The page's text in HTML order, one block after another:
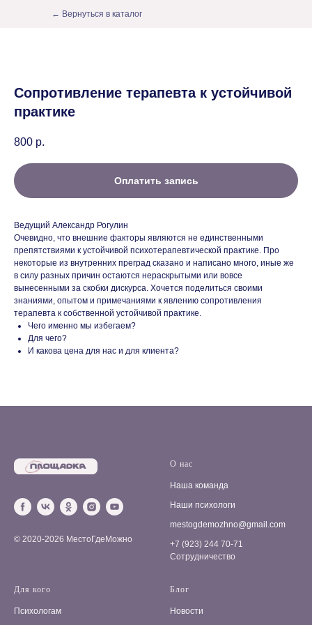
← Вернуться в каталог
Сопротивление терапевта к устойчивой
практике
800 р.
Оплатить запись
Ведущий Александр Рогулин
Очевидно, что внешние факторы являются не единственными
препятствиями к устойчивой психотерапевтической практике. Про
некоторые из внутренних преград сказано и написано много, иные же
в силу разных причин остаются нераскрытыми или вовсе
вынесенными за скобки дискурса. Хочется поделиться своими
знаниями, опытом и примечаниями к явлению сопротивления
терапевта к собственной устойчивой практике.
Чего именно мы избегаем?
Для чего?
И какова цена для нас и для клиента?
© 2020-2026 МестоГдеМожно
О нас
Наша команда
Наши психологи
mestogdemozhno@gmail.com
+7 (923) 244 70-71
Сотрудничество
Для кого
Психологам
Блог
Новости